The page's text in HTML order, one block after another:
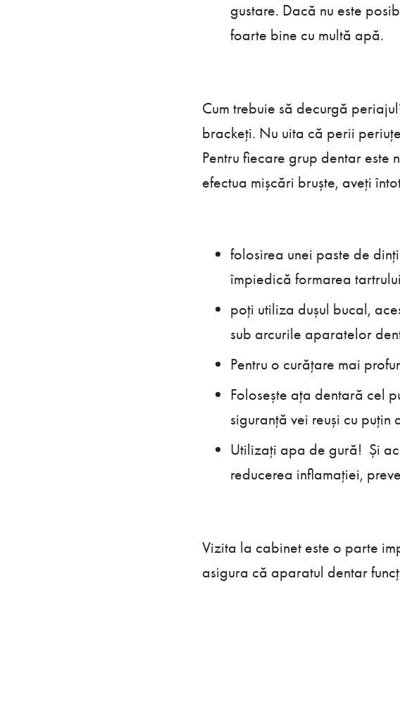
gustare. Dacă nu este
foarte bine cu multă apă.
Cum trebuie să decurgă
brackeți. Nu uita că perii
Pentru fiecare grup dentar
efectua mișcări bruște, aveți
folosirea unei paste de
împiedică formarea
poți utiliza dușul bucal,
sub arcurile aparatelor
Pentru o curățare mai
Folosește ața dentară cel
siguranță vei reuși cu puțin
Utilizați apa de gură! Și
reducerea inflamației,
Vizita la cabinet este o parte
asigura că aparatul dentar